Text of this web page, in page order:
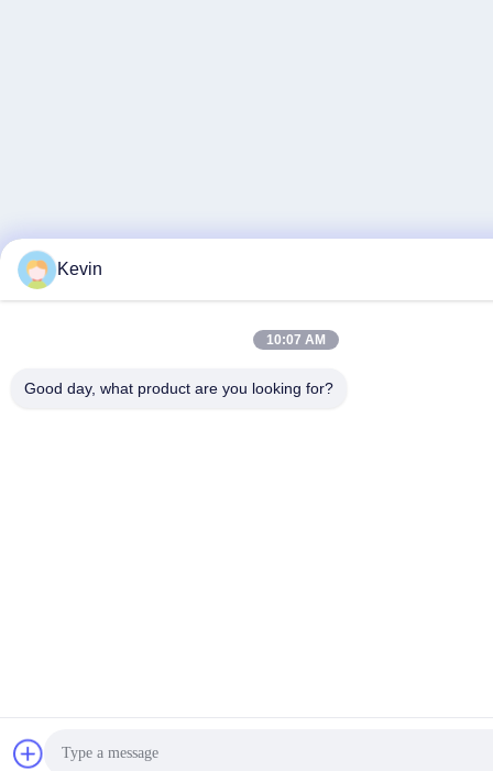
بهترین قیمت رو بدست بیار
Kevin
10:07 AM
Good day, what product are you looking for?